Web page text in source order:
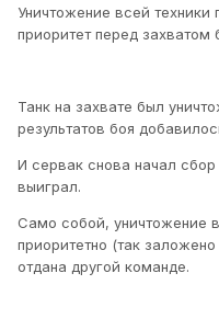
Уничтожение всей
приоритет перед захватом
Танк на захвате был
результатов боя
И сервак снова начал
выиграл.
Само собой, уничтожение
приоритетно (так
отдана другой команде.